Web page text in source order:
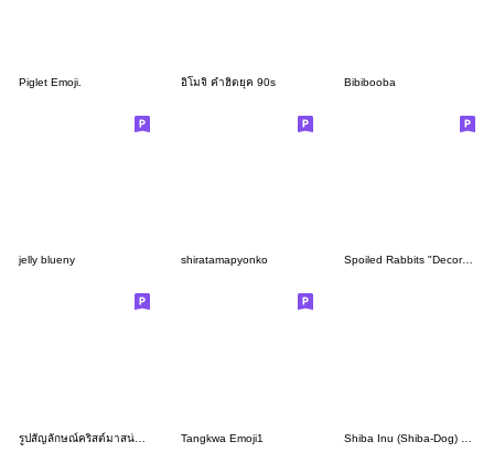
Piglet Emoji. อิโมจิ คำฮิตยุค 90s Bibibooba
jelly blueny shiratamapyonko Spoiled Rabbits "Decoration Emoji"
Tangkwa Emoji1